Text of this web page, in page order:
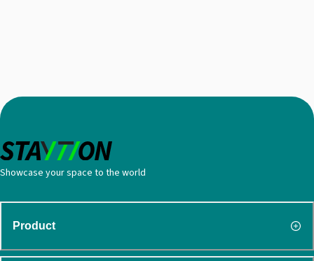
Showcase your space to the world
Product